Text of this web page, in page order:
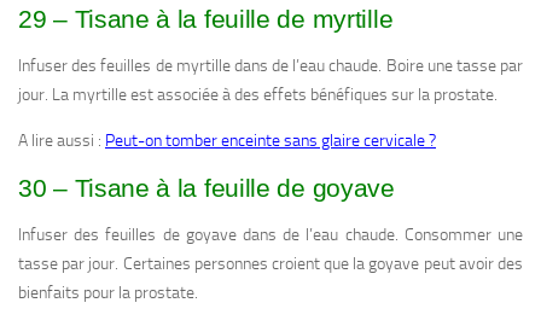
29 – Tisane à la feuille de myrtille
Infuser des feuilles de myrtille dans de l’eau chaude. Boire une tasse par
jour. La myrtille est associée à des effets bénéfiques sur la prostate.
A lire aussi : Peut-on tomber enceinte sans glaire cervicale ?
30 – Tisane à la feuille de goyave
Infuser des feuilles de goyave dans de l’eau chaude. Consommer une
tasse par jour. Certaines personnes croient que la goyave peut avoir des
bienfaits pour la prostate.